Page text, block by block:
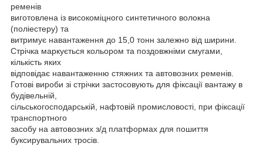
ременів
виготовлена із високоміцного синтетичного волокна
(поліестеру) та
витримує навантаження до 15,0 тонн залежно від ширини.
Стрічка маркується кольором та поздовжніми смугами,
кількість яких
відповідає навантаженню стяжних та автовозних ременів.
Готові вироби зі стрічки застосовують для фіксації вантажу в
будівельній,
сільськогосподарській, нафтовій промисловості, при фіксації
транспортного
засобу на автовозних з/д платформах для пошиття
буксирувальних тросів.